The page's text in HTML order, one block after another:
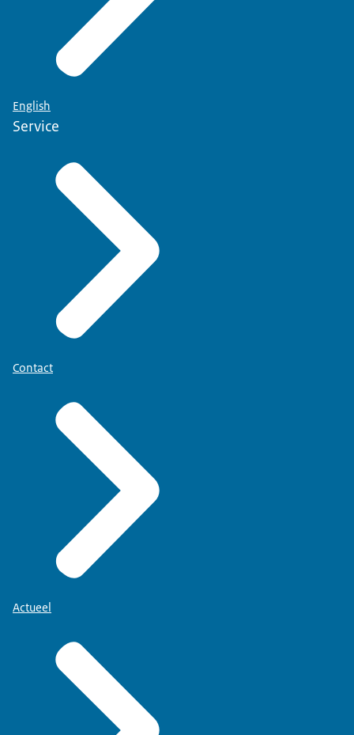
English
Service
Contact
Actueel